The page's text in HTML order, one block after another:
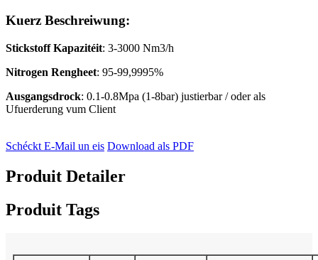
Kuerz Beschreiwung:
Stickstoff Kapazitéit: 3-3000 Nm3/h
Nitrogen Rengheet: 95-99,9995%
Ausgangsdrock: 0.1-0.8Mpa (1-8bar) justierbar / oder als
Ufuerderung vum Client
Schéckt E-Mail un eis Download als PDF
Produit Detailer
Produit Tags